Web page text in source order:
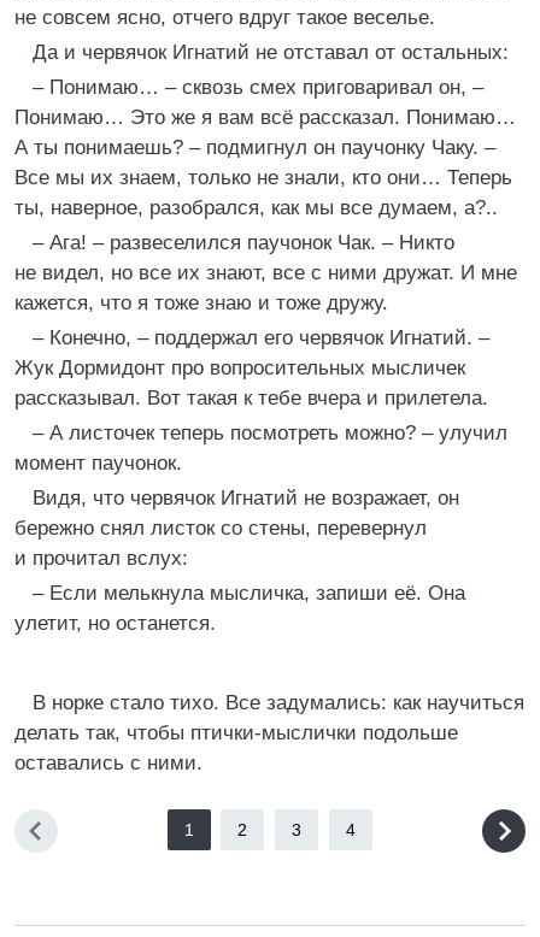
не совсем ясно, отчего вдруг такое веселье.
Да и червячок Игнатий не отставал от остальных:
– Понимаю… – сквозь смех приговаривал он, –
Понимаю… Это же я вам всё рассказал. Понимаю…
А ты понимаешь? – подмигнул он паучонку Чаку. –
Все мы их знаем, только не знали, кто они… Теперь
ты, наверное, разобрался, как мы все думаем, а?..
– Ага! – развеселился паучонок Чак. – Никто
не видел, но все их знают, все с ними дружат. И мне
кажется, что я тоже знаю и тоже дружу.
– Конечно, – поддержал его червячок Игнатий. –
Жук Дормидонт про вопросительных мысличек
рассказывал. Вот такая к тебе вчера и прилетела.
– А листочек теперь посмотреть можно? – улучил
момент паучонок.
Видя, что червячок Игнатий не возражает, он
бережно снял листок со стены, перевернул
и прочитал вслух:
– Если мелькнула мысличка, запиши её. Она
улетит, но останется.
В норке стало тихо. Все задумались: как научиться
делать так, чтобы птички-мыслички подольше
оставались с ними.
1 2 3 4